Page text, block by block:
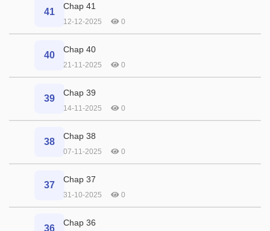
41
Chap 41
12-12-2025 0
40
Chap 40
21-11-2025 0
39
Chap 39
14-11-2025 0
38
Chap 38
07-11-2025 0
37
Chap 37
31-10-2025 0
36
Chap 36